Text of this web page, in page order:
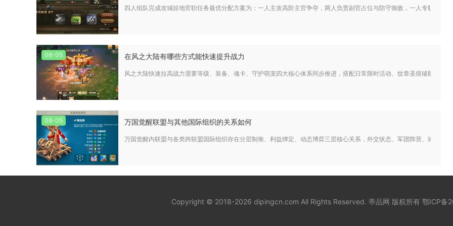
四人组队完成攻城掠地官职任务最优分配方案为：一人主攻高阶主官争夺，两人负责副官占位与防守御敌，一人专职日
08-05 在风之大陆有哪些方式能快速提升战力
风之大陆快速拉高战力需要等级、装备、魂卡、守护萌宠四大核心体系同步推进，搭配日常限时活动、纹章圣痕辅助加
08-05 万国觉醒联盟与其他国际组织的关系如何
万国觉醒内联盟与各类跨联盟国际组织存在分层制衡、利益绑定、动态博弈三层核心关系，外交状态、军团阵营、城邦
Copyright © 2018-2026 dipingcn.com All Rights Reserved. 帝品网 版权所有 鄂ICP备